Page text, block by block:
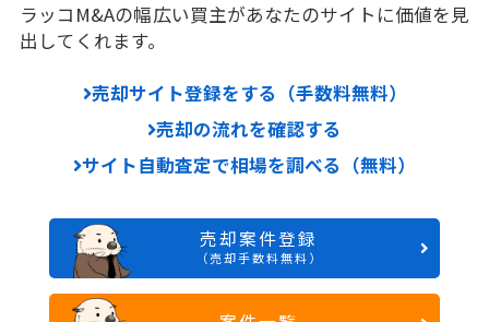
ラッコM&Aの幅広い買主があなたのサイトに価値を見
出してくれます。
売却サイト登録をする（手数料無料）
売却の流れを確認する
サイト自動査定で相場を調べる（無料）
売却案件登録
（売却手数料無料）